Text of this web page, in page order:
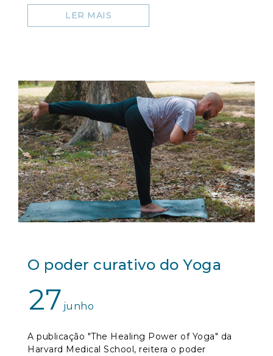
LER MAIS
O poder curativo do Yoga
27junho
A publicação "The Healing Power of Yoga" da
Harvard Medical School, reitera o poder